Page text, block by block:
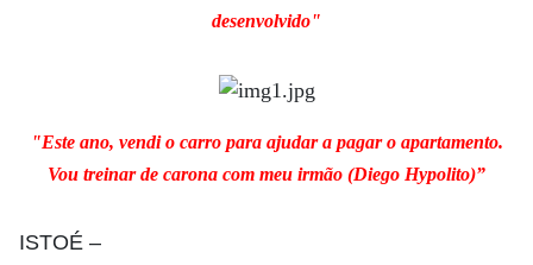
desenvolvido"
"Este ano, vendi o carro para ajudar a pagar o apartamento.
Vou treinar de carona com meu irmão (Diego Hypolito)”
ISTOÉ –